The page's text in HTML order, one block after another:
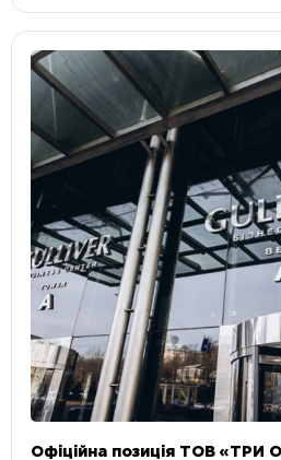
Офіційна позиція ТОВ «ТРИ